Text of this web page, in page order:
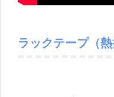
ラックテープ（